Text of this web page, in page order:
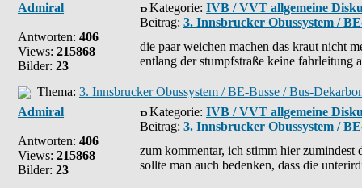
Admiral
Antworten: 406
Views: 215868
Bilder: 23
Kategorie: IVB / VVT allgemeine
Beitrag: 3. Innsbrucker Obussystem /
die paar weichen machen das kraut nicht
entlang der stumpfstraße keine fahrleitung
Thema: 3. Innsbrucker Obussystem / BE-Busse / Bus-
Admiral
Antworten: 406
Views: 215868
Bilder: 23
Kategorie: IVB / VVT allgemeine
Beitrag: 3. Innsbrucker Obussystem /
zum kommentar, ich stimm hier zumindest
sollte man auch bedenken, dass die